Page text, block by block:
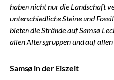
haben nicht nur die Landschaft
unterschiedliche Steine und
bieten die Strände auf Samsø
allen Altersgruppen und auf
Samsø in der Eiszeit